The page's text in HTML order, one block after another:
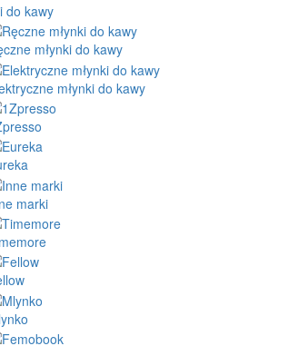
młynki do kawy
młynki do kawy
marki